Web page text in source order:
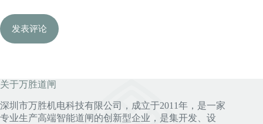
发表评论
关于万胜道闸
深圳市万胜机电科技有限公司，成立于2011年，是一家
专业生产高端智能道闸的创新型企业，是集开发、设